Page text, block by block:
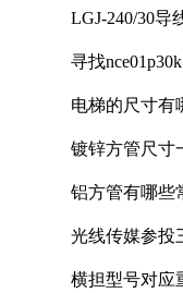
LGJ-240/30导
寻找
电梯的尺寸有
镀锌方管尺寸
铝方管有哪些
光线传媒参投
横担型号对应